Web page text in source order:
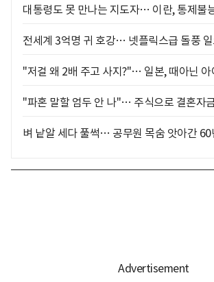
대통령도 못 만나는 지도자… 이란, 통제불
전세계 3억명 귀 호강… 넷플릭스급 돌풍
"저걸 왜 2배 주고 사지?"… 일본, 때아닌 아
"파혼 말할 엄두 안 나"… 주식으로 결혼자
벼 낱알 세다 풀썩… 공무원 목숨 앗아간 60